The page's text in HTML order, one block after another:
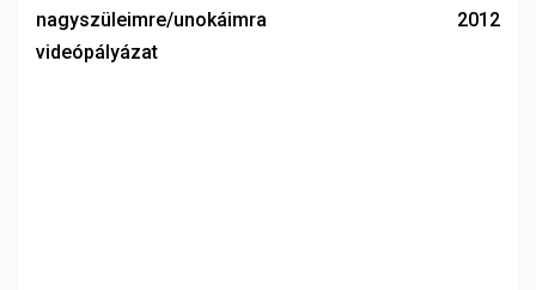
nagyszüleimre/unokáimra
videópályázat
2012